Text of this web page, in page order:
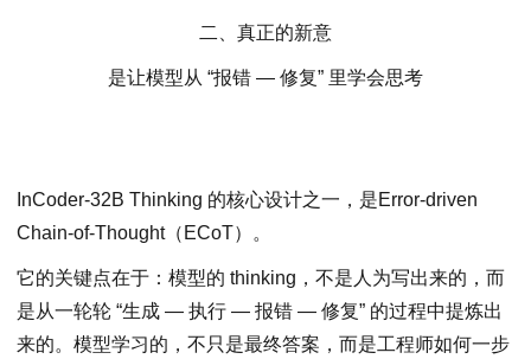
二、真正的新意
是让模型从 “报错 — 修复” 里学会思考
InCoder-32B Thinking 的核心设计之一，是Error-driven
Chain-of-Thought（ECoT）。
它的关键点在于：模型的 thinking，不是人为写出来的，而
是从一轮轮 “生成 — 执行 — 报错 — 修复” 的过程中提炼出
来的。模型学习的，不只是最终答案，而是工程师如何一步